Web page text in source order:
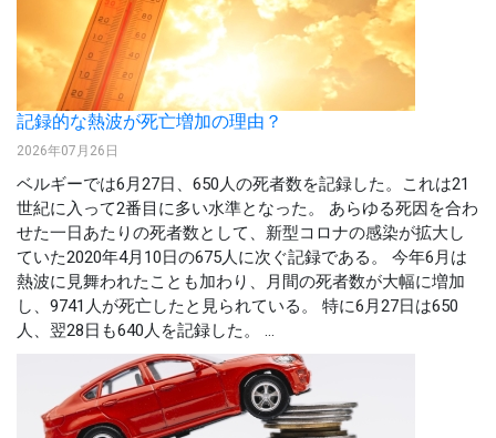
記録的な熱波が死亡増加の理由？
2026年07月26日
ベルギーでは6月27日、650人の死者数を記録した。これは21
世紀に入って2番目に多い水準となった。 あらゆる死因を合わ
せた一日あたりの死者数として、新型コロナの感染が拡大し
ていた2020年4月10日の675人に次ぐ記録である。 今年6月は
熱波に見舞われたことも加わり、月間の死者数が大幅に増加
し、9741人が死亡したと見られている。 特に6月27日は650
人、翌28日も640人を記録した。 ...